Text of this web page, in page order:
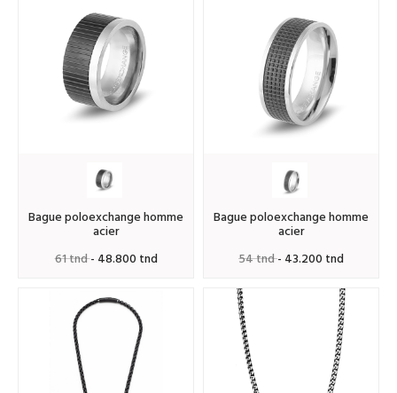
bague poloexchange homme
acier
61 tnd- 48.800 tnd
bague poloexchange homme
acier
54 tnd- 43.200 tnd